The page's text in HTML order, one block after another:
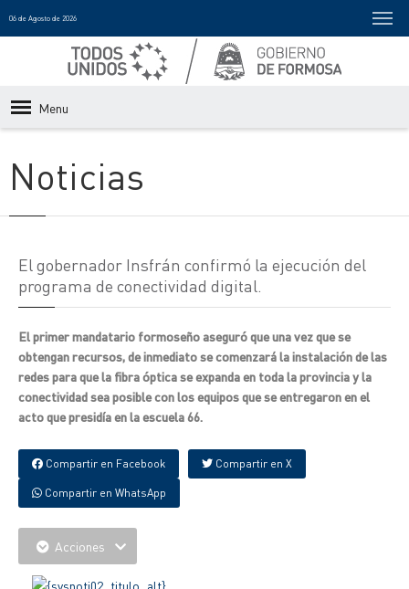
06 de Agosto de 2026
Menu
Noticias
El gobernador Insfrán confirmó la ejecución del
programa de conectividad digital.
El primer mandatario formoseño aseguró que una vez que se
obtengan recursos, de inmediato se comenzará la instalación de las
redes para que la fibra óptica se expanda en toda la provincia y la
conectividad sea posible con los equipos que se entregaron en el
acto que presidía en la escuela 66.
Compartir en Facebook Compartir en X
Compartir en WhatsApp
Acciones